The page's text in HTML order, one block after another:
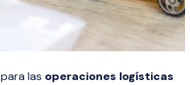
para las operaciones logísticas